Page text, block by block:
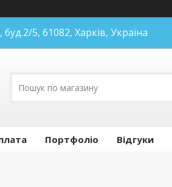
5, 61082, Харків, Україна
Портфоліо Відгуки